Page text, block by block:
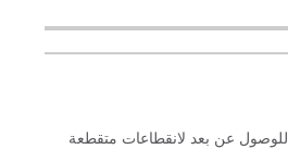
تعرض مستخدمو شبكة VPN للوصول عن بعد لانقطاعات متقطعة